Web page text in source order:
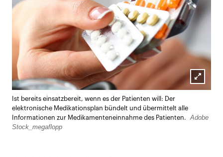
Lightbox
Ist bereits einsatzbereit, wenn es der Patienten will: Der
elektronische Medikationsplan bündelt und übermittelt alle
Informationen zur Medikamenteneinnahme des Patienten.
Adobe
Stock_megaflopp